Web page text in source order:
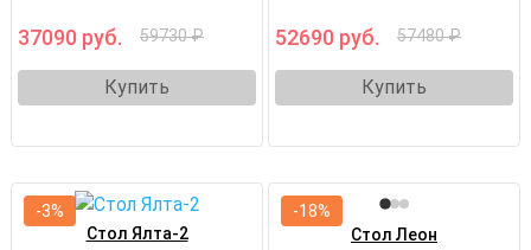
37090 руб. 59730 ₽
Купить
52690 руб. 57480 ₽
Купить
Стол Ялта-2
-3%
Стол Леон
-18%